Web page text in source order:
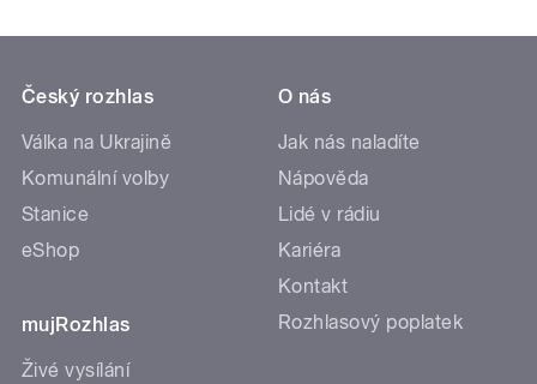
Český rozhlas
Válka na Ukrajině
Komunální volby
Stanice
eShop
mujRozhlas
Živé vysílání
O nás
Jak nás naladíte
Nápověda
Lidé v rádiu
Kariéra
Kontakt
Rozhlasový poplatek